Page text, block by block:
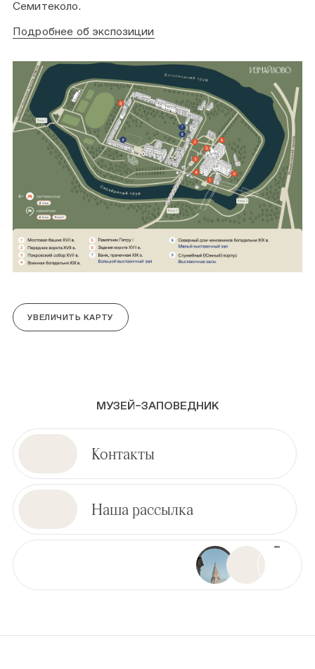
Семитеколо.
Подробнее об экспозиции
УВЕЛИЧИТЬ КАРТУ
МУЗЕЙ–ЗАПОВЕДНИК
Контакты
Наша рассылка